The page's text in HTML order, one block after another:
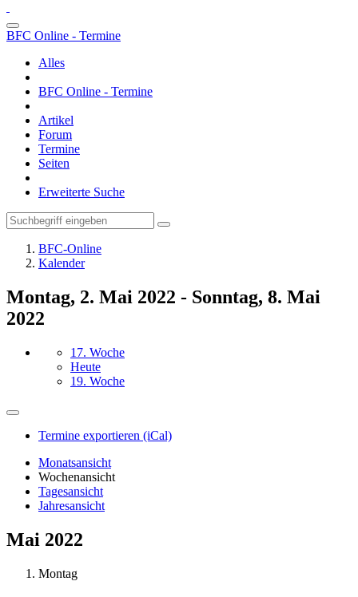
BFC Online - Termine
Alles
BFC Online - Termine
Artikel
Forum
Termine
Seiten
Erweiterte Suche
BFC-Online
Kalender
Montag, 2. Mai 2022 - Sonntag, 8. Mai
2022
17. Woche
Heute
19. Woche
Termine exportieren (iCal)
Monatsansicht
Wochenansicht
Tagesansicht
Jahresansicht
Mai 2022
Montag